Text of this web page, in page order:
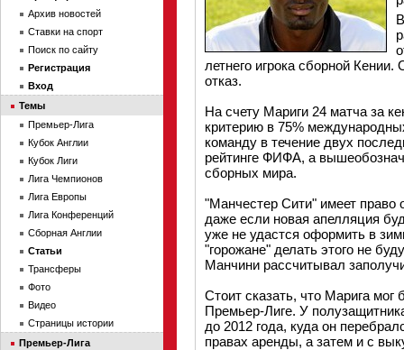
летнего игрока сборной
отказ.
На счету Мариги 24 матча за
критерию в 75%
команду в течение двух
рейтинге ФИФА, а
сборных мира.
"Манчестер Сити" имеет право
даже если новая апелляция
уже не удастся оформить в
"горожане" делать этого не
Манчини рассчитывал
Стоит сказать, что Марига
Премьер-Лиге. У
до 2012 года, куда он
правах аренды, а затем и с
Архив новостей
Ставки на спорт
Поиск по сайту
Регистрация
Вход
Темы
Премьер-Лига
Кубок Англии
Кубок Лиги
Лига Чемпионов
Лига Европы
Лига Конференций
Сборная Англии
Статьи
Трансферы
Фото
Видео
Страницы истории
Премьер-Лига